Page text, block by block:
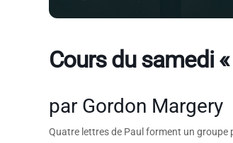
Cours du samedi
par Gordon Margery
Quatre lettres de Paul forment un groupe